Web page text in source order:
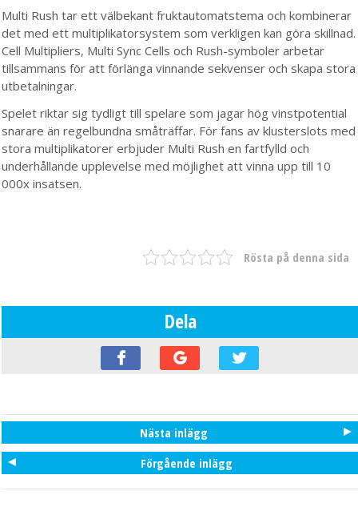
Multi Rush tar ett välbekant fruktautomatstema och kombinerar
det med ett multiplikatorsystem som verkligen kan göra skillnad.
Cell Multipliers, Multi Sync Cells och Rush-symboler arbetar
tillsammans för att förlänga vinnande sekvenser och skapa stora
utbetalningar.
Spelet riktar sig tydligt till spelare som jagar hög vinstpotential
snarare än regelbundna småträffar. För fans av klusterslots med
stora multiplikatorer erbjuder Multi Rush en fartfylld och
underhållande upplevelse med möjlighet att vinna upp till 10
000x insatsen.
Rösta på denna sida
Dela
Nästa inlägg
Förgående inlägg